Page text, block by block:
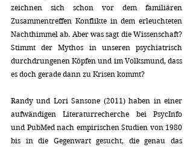
zeichnen sich schon vor dem familiären
Zusammentreffen Konflikte in dem erleuchteten
Nachthimmel ab. Aber was sagt die Wissenschaft?
Stimmt der Mythos in unseren psychiatrisch
durchdrungenen Köpfen und im Volksmund, dass
es doch gerade dann zu Krisen kommt?
Randy und Lori Sansone (2011) haben in einer
aufwändigen Literaturrecherche bei PsycInfo
und PubMed nach empirischen Studien von 1980
bis in die Gegenwart gesucht, die genau das